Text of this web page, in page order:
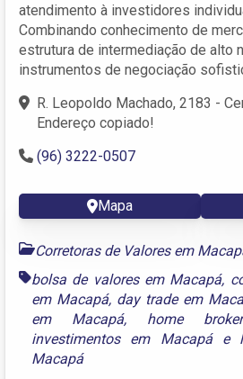
atendimento à investidores
Combinando conhecimento de
estrutura de intermediação de alto
instrumentos de negociação
R. Leopoldo Machado, 2183 -
Endereço copiado!
(96) 3222-0507
Mapa
Corretoras de Valores em
bolsa de valores em Macapá,
em Macapá, day trade em
em Macapá, home
investimentos em Macapáe
Macapá